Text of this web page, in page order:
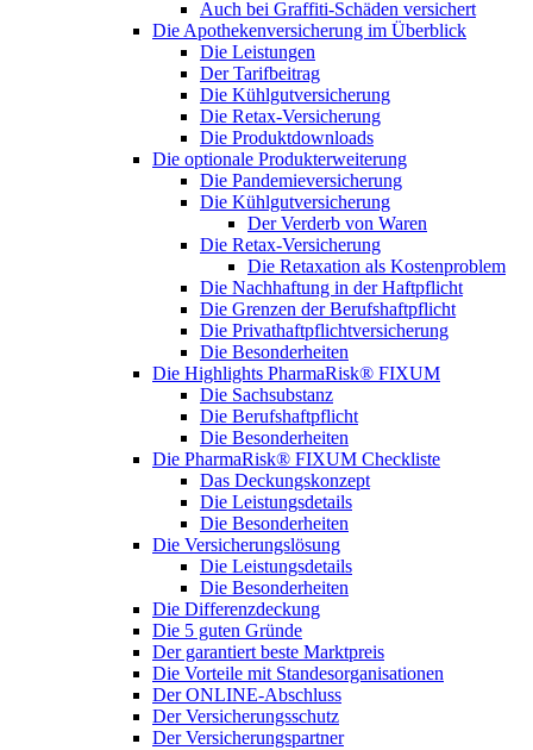
Auch bei Graffiti-Schäden versichert
Die Apothekenversicherung im Überblick
Die Leistungen
Der Tarifbeitrag
Die Kühlgutversicherung
Die Retax-Versicherung
Die Produktdownloads
Die optionale Produkterweiterung
Die Pandemieversicherung
Die Kühlgutversicherung
Der Verderb von Waren
Die Retax-Versicherung
Die Retaxation als Kostenproblem
Die Nachhaftung in der Haftpflicht
Die Grenzen der Berufshaftpflicht
Die Privathaftpflichtversicherung
Die Besonderheiten
Die Highlights PharmaRisk® FIXUM
Die Sachsubstanz
Die Berufshaftpflicht
Die Besonderheiten
Die PharmaRisk® FIXUM Checkliste
Das Deckungskonzept
Die Leistungsdetails
Die Besonderheiten
Die Versicherungslösung
Die Leistungsdetails
Die Besonderheiten
Die Differenzdeckung
Die 5 guten Gründe
Der garantiert beste Marktpreis
Die Vorteile mit Standesorganisationen
Der ONLINE-Abschluss
Der Versicherungsschutz
Der Versicherungspartner